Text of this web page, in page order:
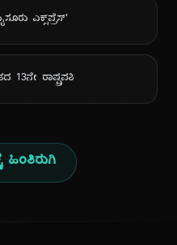
ಎಕ್ಸ್‌ಪ್ರೆಸ್'
ರಾಷ್ಟ್ರಪತಿ
ಹಿಂತಿರುಗಿ